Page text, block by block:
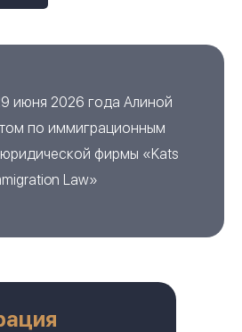
июня 2026 года Алиной
по иммиграционным
юридической фирмы «Kats
Law»